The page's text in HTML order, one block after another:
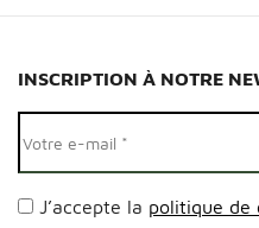
INSCRIPTION À NOTRE
J’accepte la politique de